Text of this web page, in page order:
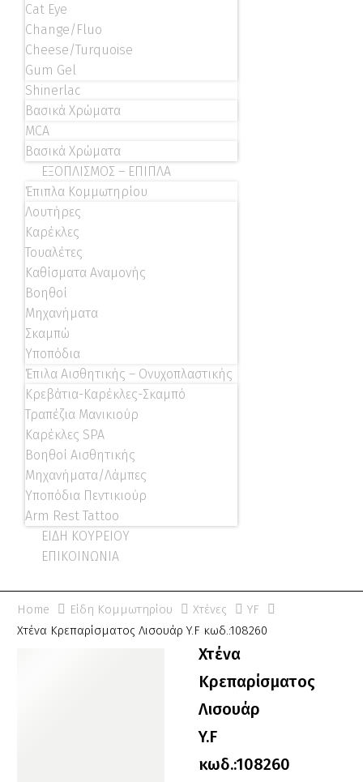
Cat Eye
Change/Fluo
Cheese/Turquoise
Gum Gel
Shinerlac
Βασικά Χρώματα
MCA
Βασικά Χρώματα
ΕΞΟΠΛΙΣΜΟΣ – ΕΠΙΠΛΑ
Έπιπλα Κομμωτηρίου
Λουτήρες
Καρέκλες
Τουαλέτες
Καθίσματα Αναμονής
Βοηθοί
Μηχανήματα
Σκαμπώ
Υποπόδια
Έπιλα Αισθητικής – Ονυχοπλαστικής
Κρεβάτια-Καρέκλες-Σκαμπό
Τραπέζια Μανικιούρ
Καρέκλες SPA
Βοηθοί Αισθητικής
Μηχανήματα/Λάμπες
Υποπόδια Πεντικιούρ
Arm Rest Tattoo
ΕΙΔΗ ΚΟΥΡΕΙΟΥ
ΕΠΙΚΟΙΝΩΝΙΑ
Home Είδη Κομμωτηρίου Χτένες
YF
Χτένα Κρεπαρίσματος Λισουάρ Y.F κωδ.:108260
Χτένα
Κρεπαρίσματος
Λισουάρ
Y.F
κωδ.:108260